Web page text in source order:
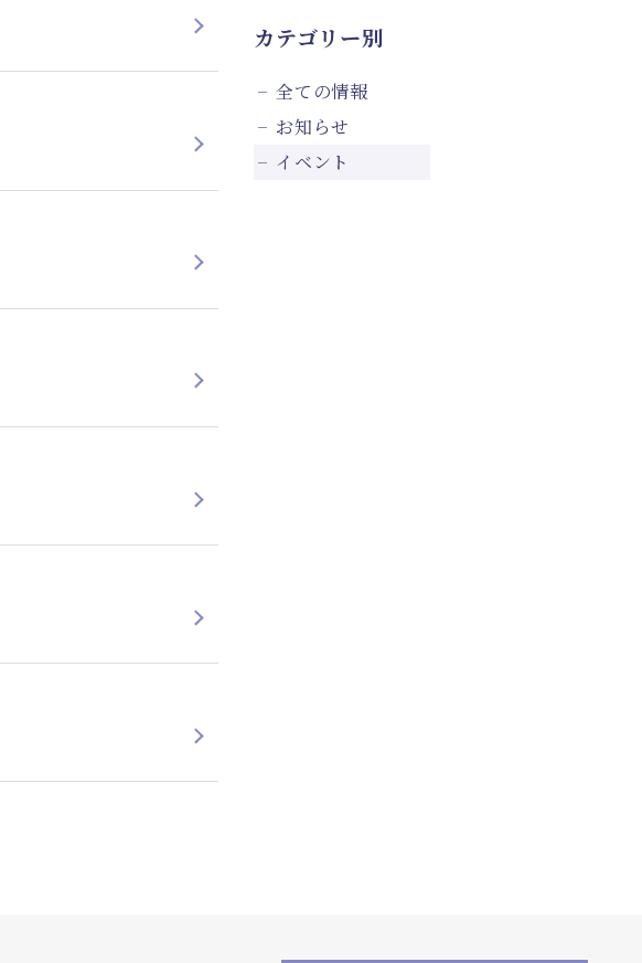
カテゴリー別
全ての情報
お知らせ
イベント